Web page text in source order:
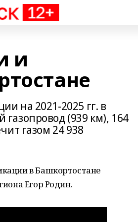
и
на 2021-2025 гг. в
газопровод (939 км), 164
газом 24 938
в Башкортостане
Егор Родин.